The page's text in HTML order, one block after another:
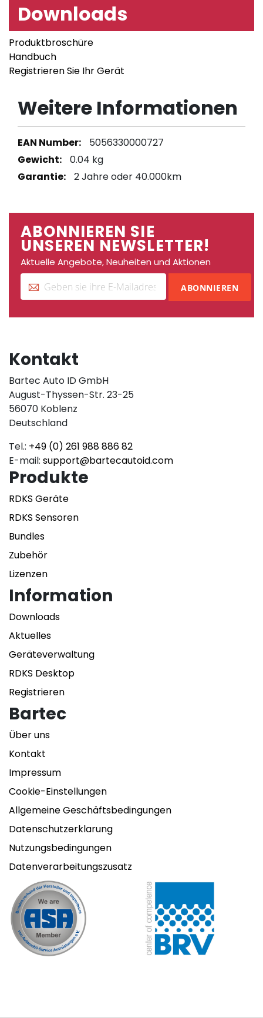
Downloads
Produktbroschüre
Handbuch
Registrieren Sie Ihr Gerät
Weitere Informationen
Weitere
Informationen
5056330000727
0.04 kg
2 Jahre oder 40.000km
ABONNIEREN SIE
UNSEREN NEWSLETTER!
Aktuelle Angebote, Neuheiten und Aktionen
ABONNIEREN
Kontakt
Bartec Auto ID GmbH
August-Thyssen-Str. 23-25
56070 Koblenz
Deutschland
Tel.: +49 (0) 261 988 886 82
E-mail: support@bartecautoid.com
Produkte
RDKS Geräte
RDKS Sensoren
Bundles
Zubehör
Lizenzen
Information
Downloads
Aktuelles
Geräteverwaltung
RDKS Desktop
Registrieren
Bartec
Über uns
Kontakt
Impressum
Cookie-Einstellungen
Allgemeine Geschäftsbedingungen
Datenschutzerklarung
Nutzungsbedingungen
Datenverarbeitungszusatz